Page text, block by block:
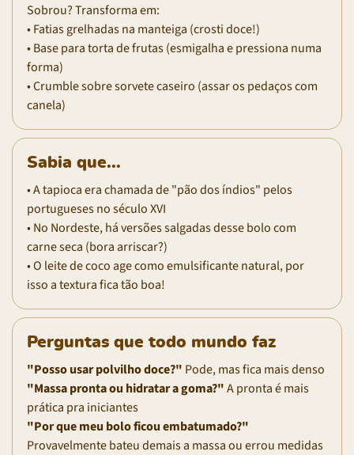
Sobrou? Transforma em:
• Fatias grelhadas na manteiga (crosti doce!)
• Base para torta de frutas (esmigalha e pressiona numa
forma)
• Crumble sobre sorvete caseiro (assar os pedaços com
canela)
Sabia que...
• A tapioca era chamada de "pão dos índios" pelos
portugueses no século XVI
• No Nordeste, há versões salgadas desse bolo com
carne seca (bora arriscar?)
• O leite de coco age como emulsificante natural, por
isso a textura fica tão boa!
Perguntas que todo mundo faz
"Posso usar polvilho doce?" Pode, mas fica mais denso
"Massa pronta ou hidratar a goma?"A pronta é mais
prática pra iniciantes
"Por que meu bolo ficou embatumado?"
Provavelmente bateu demais a massa ou errou medidas